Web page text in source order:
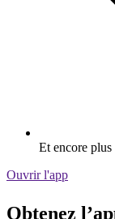
Et encore
Ouvrir l'app
Obtenez